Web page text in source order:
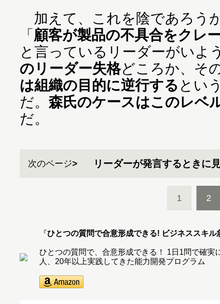
加えて、これを陰であろう
「顧客が製品の不具合をクレ
と言っているリーダーがいよ
のリーダー失格どころか、そ
は組織の目的に逆行する とい
だ。 森氏のケースはこのレベ
だ。
次のページ リーダーが発言するときに
1 2
『ひとつの質問で合意形成できる! ビジネススキル
ひとつの質問で、合意形成できる！ 1日1問で確実
人、20年以上実践してきた能力開発プログラム